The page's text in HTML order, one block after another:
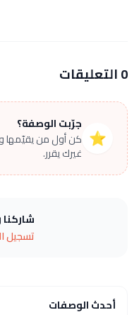
0 التعليقات
⭐
جرّبت الوصفة؟
كن أول من يقيّمها
غيرك يقرر.
تسجيل
أحدث الوصفات